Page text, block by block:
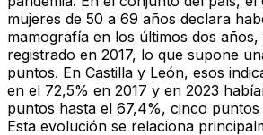
mujeres de 50 a 69 años declara
mamografía en los últimos dos
registrado en 2017, lo que supone
puntos. En Castilla y León, esos
en el 72,5% en 2017 y en 2023
puntos hasta el 67,4%, cinco puntos
Esta evolución se relaciona